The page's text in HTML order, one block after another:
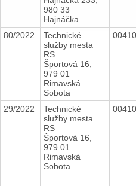
980 33
Hajnáčka
80/2022
Technické
služby mesta
RS
Športová 16,
979 01
Rimavská
Sobota
29/2022
Technické
služby mesta
RS
Športová 16,
979 01
Rimavská
Sobota